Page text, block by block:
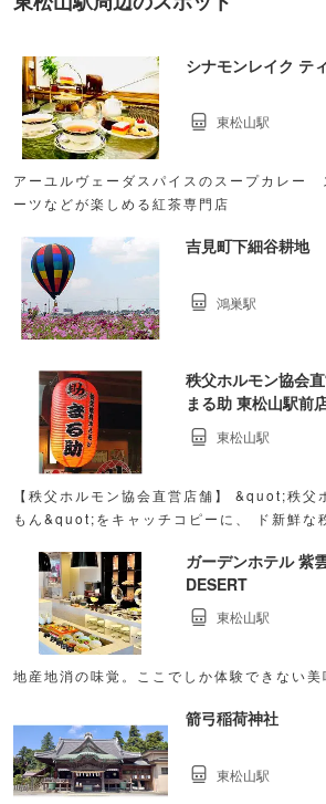
シナモンレイク テ
アーユルヴェーダスパイスのスープカレー
ーツなどが楽しめる紅茶専門店
東松山駅
吉見町下細谷耕地
鴻巣駅
秩父ホルモン協会
まる助 東松山駅前
【秩父ホルモン協会直営店舗】 &quot;秩父
もん&quot;をキャッチコピーに、 ド新鮮な
東松山駅
ガーデンホテル 紫
DESERT
地産地消の味覚。ここでしか体験できない美
東松山駅
箭弓稲荷神社
東松山駅